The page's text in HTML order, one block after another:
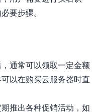
要步骤。
，通常可以领取一定金额
以在购买云服务器时直
期推出各种促销活动，如